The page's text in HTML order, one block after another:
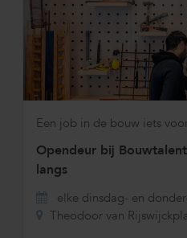
Een job in de bouw iets
Opendeur bij
langs
elke dinsdag- en
Theodoor van